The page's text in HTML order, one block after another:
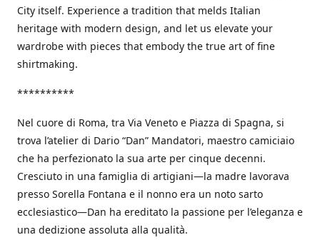
City itself. Experience a tradition that melds Italian
heritage with modern design, and let us elevate your
wardrobe with pieces that embody the true art of fine
shirtmaking.
**********
Nel cuore di Roma, tra Via Veneto e Piazza di Spagna, si
trova l’atelier di Dario “Dan” Mandatori, maestro camiciaio
che ha perfezionato la sua arte per cinque decenni.
Cresciuto in una famiglia di artigiani—la madre lavorava
presso Sorella Fontana e il nonno era un noto sarto
ecclesiastico—Dan ha ereditato la passione per l’eleganza e
una dedizione assoluta alla qualità.